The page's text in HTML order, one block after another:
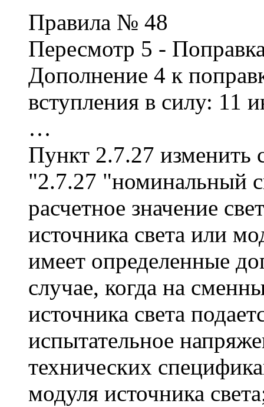
Правила № 48
Пересмотр 5 -
Дополнение 4 к
вступления в силу: 11
…
Пункт 2.7.27
"2.7.27 "номинальный
расчетное значение
источника света или
имеет определенные
случае, когда на
источника света
испытательное
технических
модуля источника